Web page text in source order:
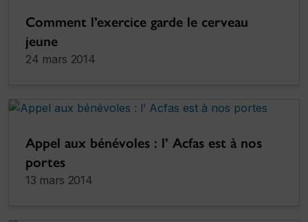
Comment l’exercice garde le cerveau
jeune
24 mars 2014
Appel aux bénévoles : l’ Acfas est à nos
portes
13 mars 2014